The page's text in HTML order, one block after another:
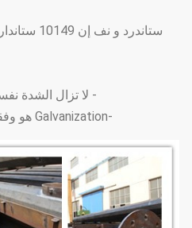
ستاندرد و
- لا تزال الشدة نفسها تحت 20
-Galvanization هو وفقا NFA35503 معيار الدرجة 1.